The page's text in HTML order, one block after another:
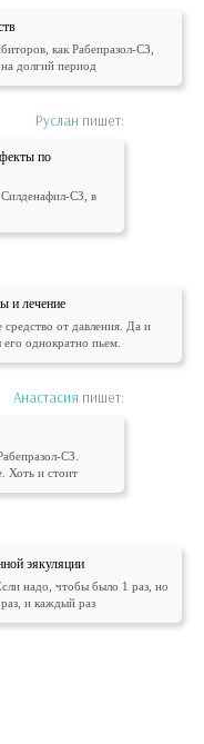
как Рабепразол-СЗ,
долгий период
Руслан пишет:
по
СЗ, в
и лечение
от давления. Да и
однократно пьем.
Анастасия пишет:
СЗ.
Хоть и стоит
эякуляции
надо, чтобы было 1 раз, но
и каждый раз